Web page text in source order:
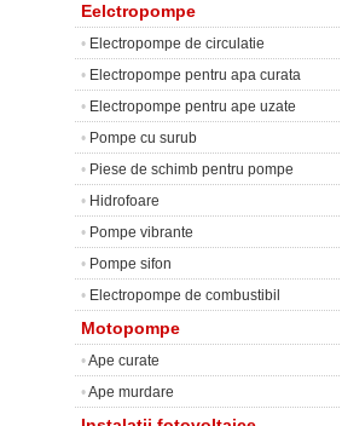
Eelctropompe
• Electropompe de circulatie
• Electropompe pentru apa curata
• Electropompe pentru ape uzate
• Pompe cu surub
• Piese de schimb pentru pompe
• Hidrofoare
• Pompe vibrante
• Pompe sifon
• Electropompe de combustibil
Motopompe
•Ape curate
•Ape murdare